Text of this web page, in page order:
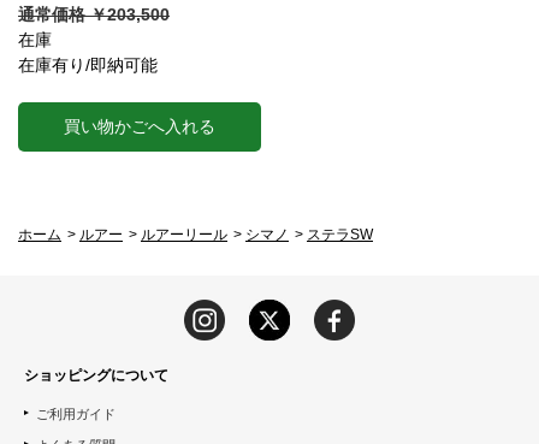
通常価格 ￥203,500
在庫
在庫有り/即納可能
買い物かごへ入れる
ホーム > ルアー > ルアーリール > シマノ > ステラSW
ショッピングについて
ご利用ガイド